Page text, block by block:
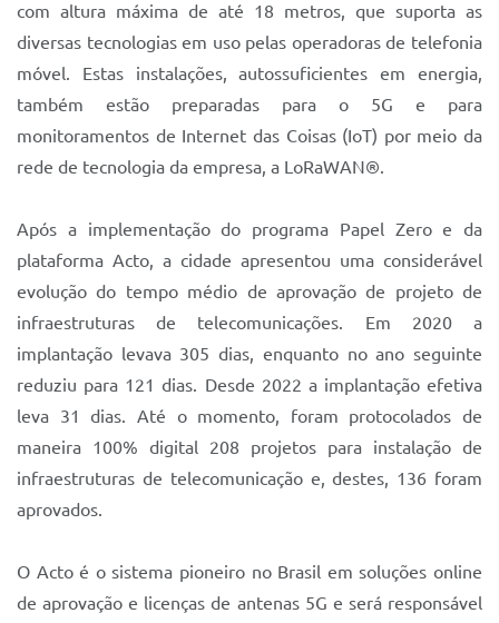
com altura máxima de até 18 metros, que suporta as
diversas tecnologias em uso pelas operadoras de telefonia
móvel. Estas instalações, autossuficientes em energia,
também estão preparadas para o 5G e para
monitoramentos de Internet das Coisas (IoT) por meio da
rede de tecnologia da empresa, a LoRaWAN®.
Após a implementação do programa Papel Zero e da
plataforma Acto, a cidade apresentou uma considerável
evolução do tempo médio de aprovação de projeto de
infraestruturas de telecomunicações. Em 2020 a
implantação levava 305 dias, enquanto no ano seguinte
reduziu para 121 dias. Desde 2022 a implantação efetiva
leva 31 dias. Até o momento, foram protocolados de
maneira 100% digital 208 projetos para instalação de
infraestruturas de telecomunicação e, destes, 136 foram
aprovados.
O Acto é o sistema pioneiro no Brasil em soluções online
de aprovação e licenças de antenas 5G e será responsável